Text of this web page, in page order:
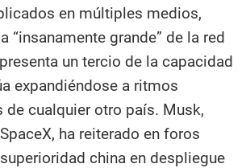
en múltiples medios,
“insanamente grande” de la red
un tercio de la capacidad
expandiéndose a ritmos
de cualquier otro país. Musk,
ha reiterado en foros
china en despliegue